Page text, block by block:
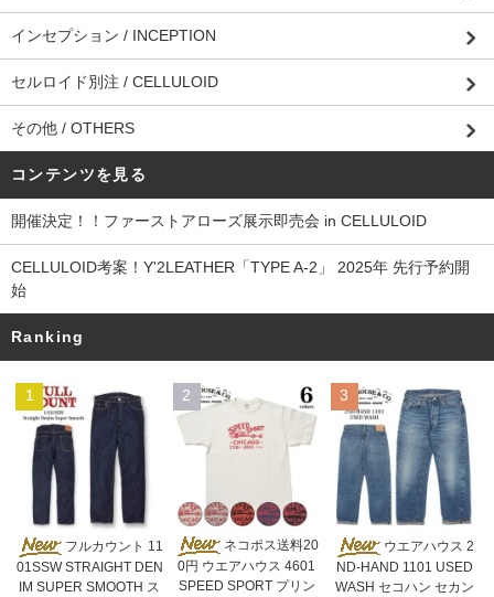
インセプション / INCEPTION
セルロイド別注 / CELLULOID
その他 / OTHERS
コンテンツを見る
開催決定！！ファーストアローズ展示即売会 in CELLULOID
CELLULOID考案！Y'2LEATHER「TYPE A-2」 2025年 先行予約開
始
Ranking
1
フルカウント 11
01SSW STRAIGHT DEN
IM SUPER SMOOTH ス
2
ネコポス送料20
0円 ウエアハウス 4601
SPEED SPORT プリン
3
ウエアハウス 2
ND-HAND 1101 USED
WASH セコハン セカン